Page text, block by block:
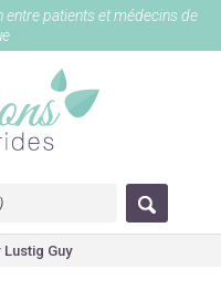
entre patients et médecins de
Guy